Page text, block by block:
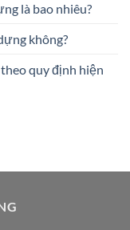
là bao nhiêu?
không?
quy định hiện